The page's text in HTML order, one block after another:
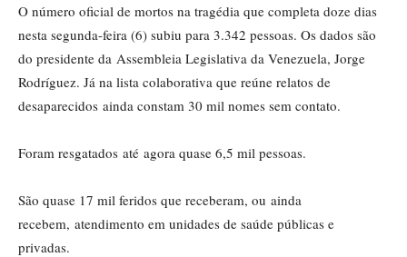
O número oficial de mortos na tragédia que completa doze dias
nesta segunda-feira (6) subiu para 3.342 pessoas. Os dados são
do presidente da Assembleia Legislativa da Venezuela, Jorge
Rodríguez. Já na lista colaborativa que reúne relatos de
desaparecidos ainda constam 30 mil nomes sem contato.
Foram resgatados até agora quase 6,5 mil pessoas.
São quase 17 mil feridos que receberam, ou ainda
recebem, atendimento em unidades de saúde públicas e
privadas.